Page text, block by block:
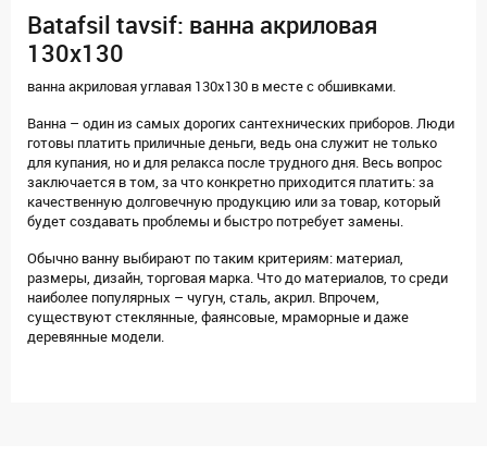
Batafsil tavsif: ванна акриловая
130х130
ванна акриловая углавая 130х130 в месте с обшивками.
Ванна – один из самых дорогих сантехнических приборов. Люди
готовы платить приличные деньги, ведь она служит не только
для купания, но и для релакса после трудного дня. Весь вопрос
заключается в том, за что конкретно приходится платить: за
качественную долговечную продукцию или за товар, который
будет создавать проблемы и быстро потребует замены.
Обычно ванну выбирают по таким критериям: материал,
размеры, дизайн, торговая марка. Что до материалов, то среди
наиболее популярных – чугун, сталь, акрил. Впрочем,
существуют стеклянные, фаянсовые, мраморные и даже
деревянные модели.